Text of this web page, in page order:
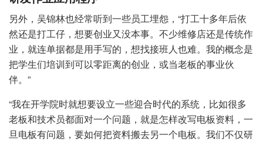
另外，吴锦林也经常听到一些员工埋怨，“打工十多年后依
然还是打工仔，想要创业又没本事。不少维修店还是传统作
业，就连单据都是用手写的，想找接班人也难。我的概念是
把学生们培训到可以零距离的创业，或当老板的事业伙
伴。”
“我在开学院时就想要设立一些迎合时代的系统，比如很多
老板和技术员都面对一个问题，就是怎样改写电板资料，一
旦电板有问题，要如何把资料搬去另一个电板。我们不仅研